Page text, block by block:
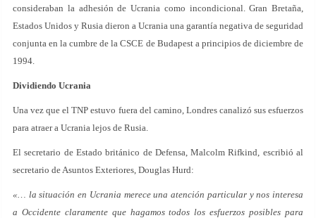
consideraban la adhesión de Ucrania como incondicional. Gran Bretaña,
Estados Unidos y Rusia dieron a Ucrania una garantía negativa de seguridad
conjunta en la cumbre de la CSCE de Budapest a principios de diciembre de
1994.
Dividiendo Ucrania
Una vez que el TNP estuvo fuera del camino, Londres canalizó sus esfuerzos
para atraer a Ucrania lejos de Rusia.
El secretario de Estado británico de Defensa, Malcolm Rifkind, escribió al
secretario de Asuntos Exteriores, Douglas Hurd:
«… la situación en Ucrania merece una atención particular y nos interesa
a Occidente claramente que hagamos todos los esfuerzos posibles para